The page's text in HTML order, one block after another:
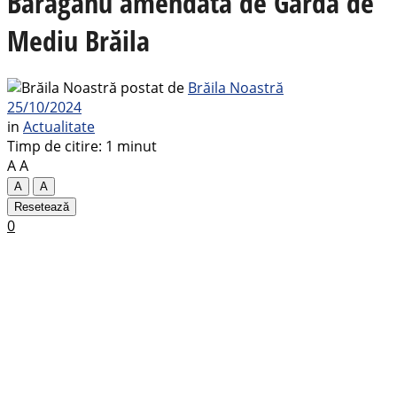
Mediu Brăila
postat de Brăila Noastră
25/10/2024
in Actualitate
Timp de citire: 1 minut
AA
A
A
Resetează
0